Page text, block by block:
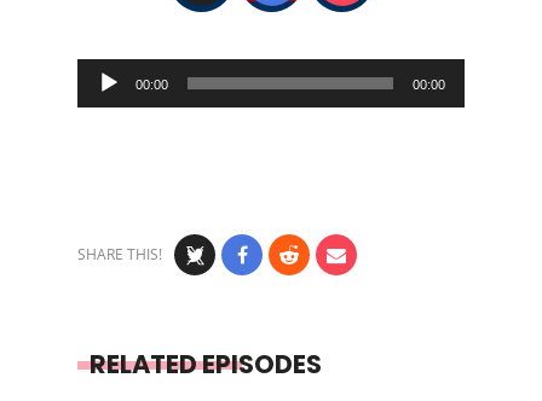
Audio
Player
00:00 00:00
SHARE THIS!
RELATED EPISODES